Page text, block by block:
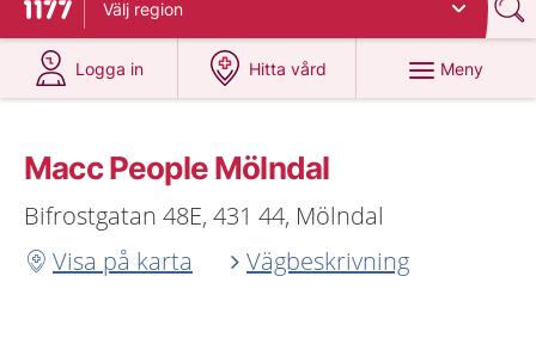
Till startsidan för 1177
Välj region
Logga in
på 1177.se
Hitta vård
på 1177.se
Meny
Macc People Mölndal
Bifrostgatan 48E, 431 44, Mölndal
Visa på karta
Vägbeskrivning